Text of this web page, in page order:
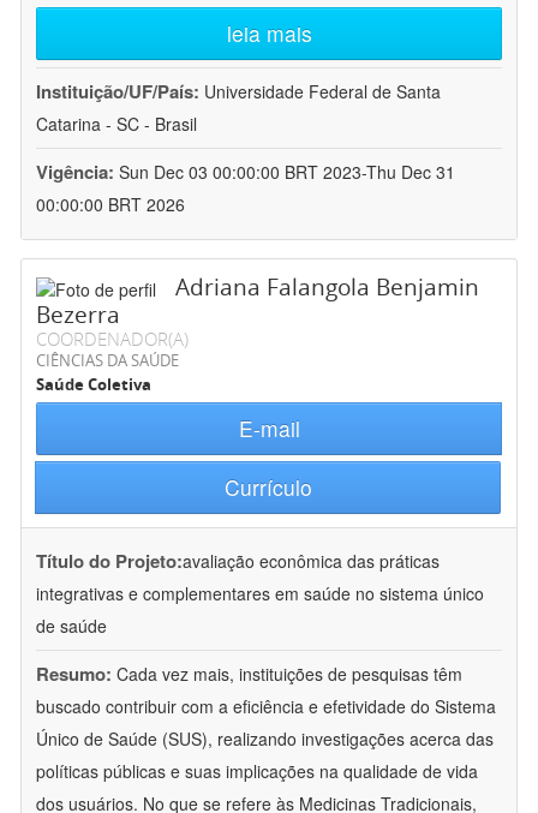
leia mais
Instituição/UF/País: Universidade Federal de Santa
Catarina - SC - Brasil
Vigência: Sun Dec 03 00:00:00 BRT 2023-Thu Dec 31
00:00:00 BRT 2026
Adriana Falangola Benjamin
Bezerra
COORDENADOR(A)
CIÊNCIAS DA SAÚDE
Saúde Coletiva
E-mail
Currículo
Título do Projeto:avaliação econômica das práticas
integrativas e complementares em saúde no sistema único
de saúde
Resumo: Cada vez mais, instituições de pesquisas têm
buscado contribuir com a eficiência e efetividade do Sistema
Único de Saúde (SUS), realizando investigações acerca das
políticas públicas e suas implicações na qualidade de vida
dos usuários. No que se refere às Medicinas Tradicionais,